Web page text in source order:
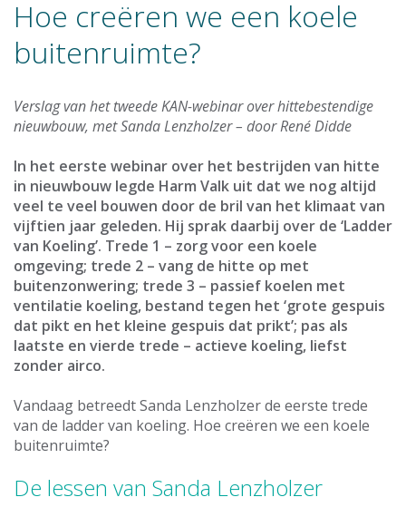
Hoe creëren we een koele
buitenruimte?
Verslag van het tweede KAN-webinar over hittebestendige
nieuwbouw, met Sanda Lenzholzer – door René Didde
In het eerste webinar over het bestrijden van hitte
in nieuwbouw legde Harm Valk uit dat we nog altijd
veel te veel bouwen door de bril van het klimaat van
vijftien jaar geleden. Hij sprak daarbij over de ‘Ladder
van Koeling’. Trede 1 – zorg voor een koele
omgeving; trede 2 – vang de hitte op met
buitenzonwering; trede 3 – passief koelen met
ventilatie koeling, bestand tegen het ‘grote gespuis
dat pikt en het kleine gespuis dat prikt’; pas als
laatste en vierde trede – actieve koeling, liefst
zonder airco.
Vandaag betreedt Sanda Lenzholzer de eerste trede
van de ladder van koeling. Hoe creëren we een koele
buitenruimte?
De lessen van Sanda Lenzholzer